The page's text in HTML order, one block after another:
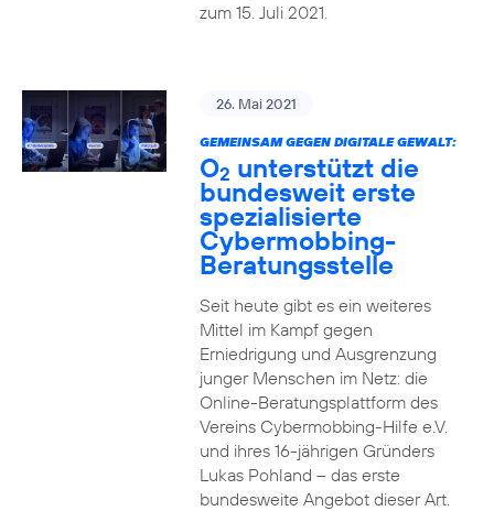
zum 15. Juli 2021.
26. Mai 2021
GEMEINSAM GEGEN DIGITALE GEWALT:
O2 unterstützt die
bundesweit erste
spezialisierte
Cybermobbing-
Beratungsstelle
Seit heute gibt es ein weiteres
Mittel im Kampf gegen
Erniedrigung und Ausgrenzung
junger Menschen im Netz: die
Online-Beratungsplattform des
Vereins Cybermobbing-Hilfe e.V.
und ihres 16-jährigen Gründers
Lukas Pohland – das erste
bundesweite Angebot dieser Art.